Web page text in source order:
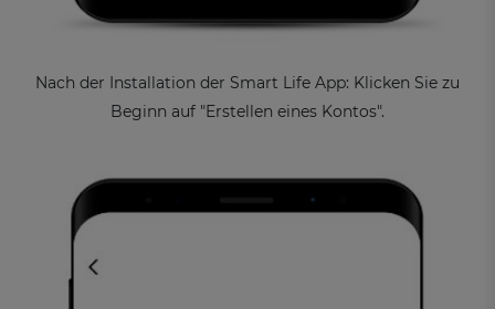
Nach der Installation der Smart Life App: Klicken Sie zu
Beginn auf "Erstellen eines Kontos".